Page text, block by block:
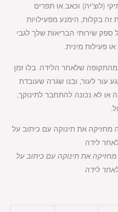
(לוצ'יה) וכאב או תפרים
בקלות, הימנע מפעילויות
ספק שירותי הבריאות שלך לגבי
פעילות מינית.
שלאחר הלידה. בלו זמן
עור לעור, ובנו שגרה שעובדת
או לא נכונה להתחבר לתינוקך,
את תינוקה עם כיתוב על
לידה